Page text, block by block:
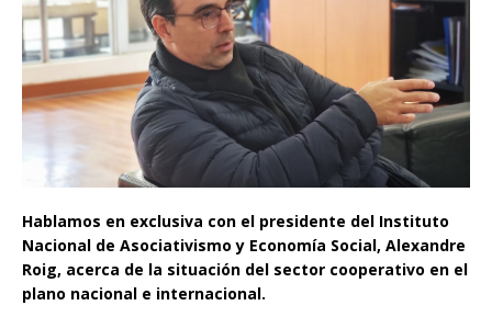
Hablamos en exclusiva con el presidente del Instituto
Nacional de Asociativismo y Economía Social, Alexandre
Roig, acerca de la situación del sector cooperativo en el
plano nacional e internacional.